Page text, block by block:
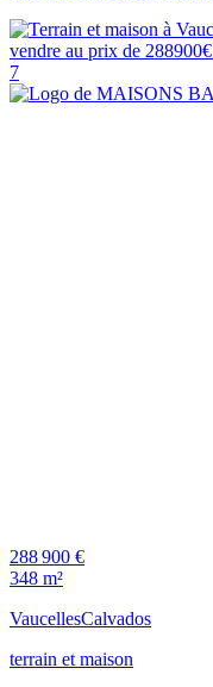
7
288 900 €
348 m²
VaucellesCalvados
terrain et maison